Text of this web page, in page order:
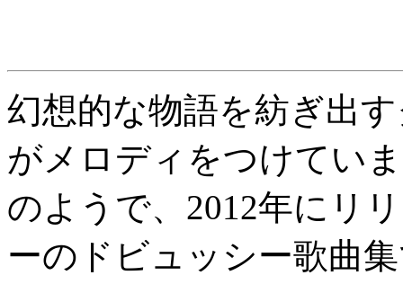
幻想的な物語を紡ぎ出
がメロディをつけてい
のようで、2012年にリ
ーのドビュッシー歌曲